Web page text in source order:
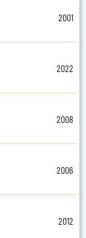
2001
2022
2008
2006
2012